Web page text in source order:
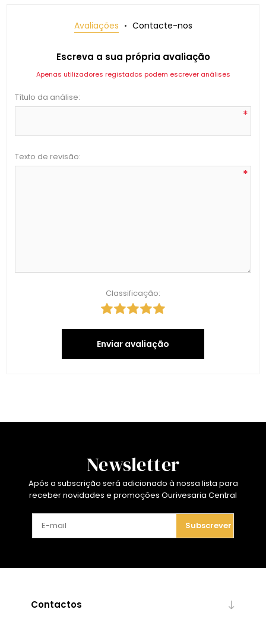
Avaliações Contacte-nos
Escreva a sua própria avaliação
Apenas utilizadores registados podem escrever análises
Título da análise:
*
Texto de revisão:
*
Classificação:
Enviar avaliação
Newsletter
Após a subscrição será adicionado à nossa lista para
receber novidades e promoções Ourivesaria Central
Subscrever
Contactos